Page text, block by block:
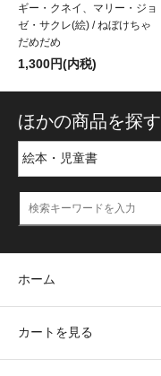
ギー・クネイ、マリー・ジョ
ゼ・サクレ(絵) / ねぼけちゃ
だめだめ
1,300円(内税)
ほかの商品を探す
ホーム
カートを見る